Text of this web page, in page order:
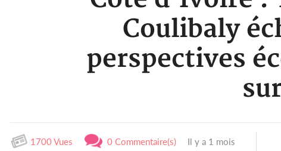
Coulibaly
perspectives
1700 Vues 0 Commentaire(s) Il y a 1 mois